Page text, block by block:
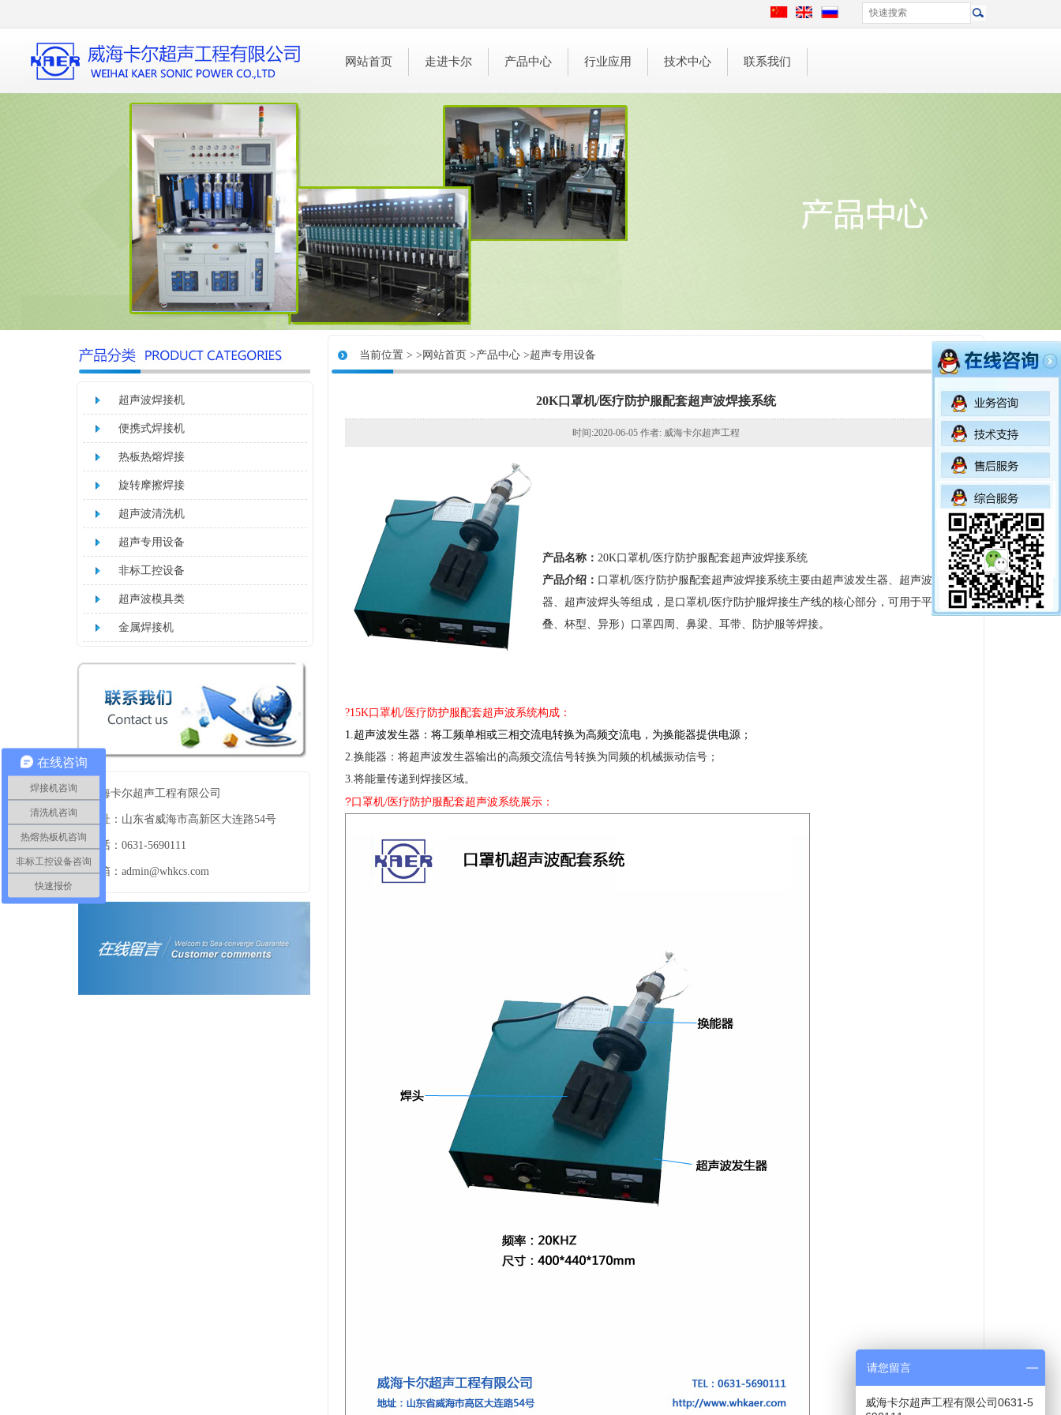
网站首页 走进卡尔 产品中心 行业应用 技术中心 联系我们
超声波焊接机
便携式焊接机
热板热熔焊接
旋转摩擦焊接
超声波清洗机
超声专用设备
非标工控设备
超声波模具类
金属焊接机
威海卡尔超声工程有限公司
地址：山东省威海市高新区大连路54号
电话：0631-5690111
邮箱：admin@whkcs.com
当前位置 >>网站首页 >产品中心 >超声专用设备
20K口罩机/医疗防护服配套超声波焊接系统
时间:2020-06-05 作者: 威海卡尔超声工程
产品名称： 20K口罩机/医疗防护服配套超声波焊接系统
产品介绍： 口罩机/医疗防护服配套超声波焊接系统主要由超声波发生器、超声波换能
器、超声波焊头等组成，是口罩机/医疗防护服焊接生产线的核心部分，可用于平面（折
叠、杯型、异形）口罩四周、鼻梁、耳带、防护服等焊接。
?15K口罩机/医疗防护服配套超声波系统构成：
1.超声波发生器：将工频单相或三相交流电转换为高频交流电，为换能器提供电源；
2.换能器：将超声波发生器输出的高频交流信号转换为同频的机械振动信号；
3.将能量传递到焊接区域。
?口罩机/医疗防护服配套超声波系统展示：
在线咨询
焊接机咨询
清洗机咨询
热熔热板机咨询
非标工控设备咨询
快速报价
请您留言
威海卡尔超声工程有限公司0631-5